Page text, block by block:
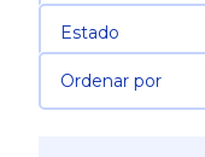
Estado
Ordenar por